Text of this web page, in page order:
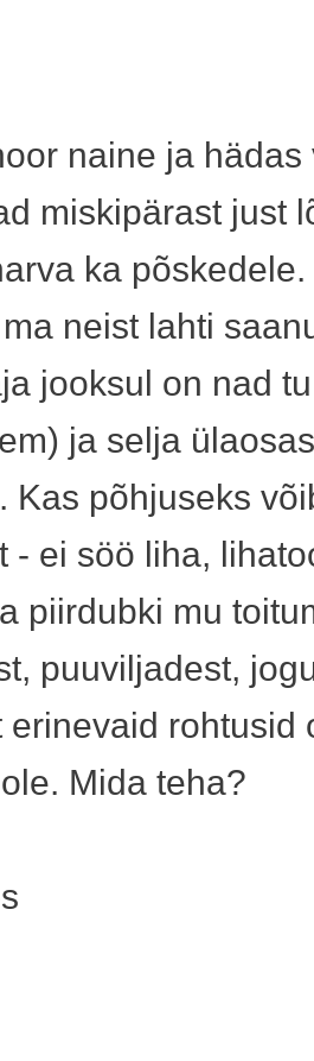
naine ja hädas
miskipärast just
ka
neist lahti
jooksul on nad
ja selja
Kas põhjuseks
- ei söö liha,
piirdubki mu
puuviljadest,
erinevaid rohtusid
Mida teha?